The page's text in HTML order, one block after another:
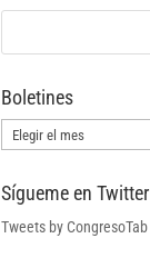
Boletines
Boletines
Sígueme en Twitter
Tweets by CongresoTab